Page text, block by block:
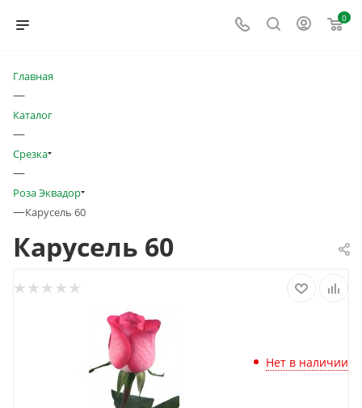
0
Главная
—
Каталог
—
Срезка
—
Роза Эквадор
—Карусель 60
Карусель 60
Нет в наличии